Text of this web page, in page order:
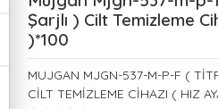
Şarjlı ) Cilt Temizleme
)*100
MUJGAN MJGN-537-M-P-F (
CİLT TEMİZLEME CİHAZI ( HIZ